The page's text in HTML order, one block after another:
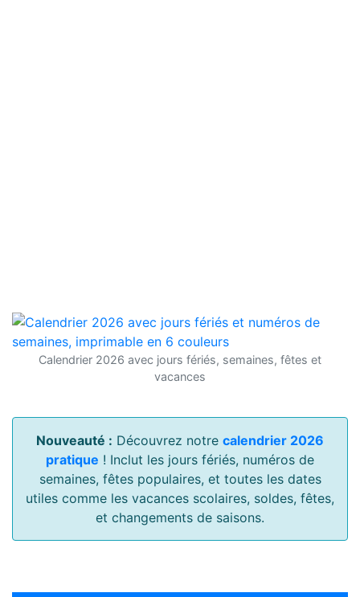
Calendrier 2026 avec jours fériés, semaines, fêtes et
vacances
Nouveauté : Découvrez notre calendrier 2026
pratique ! Inclut les jours fériés, numéros de
semaines, fêtes populaires, et toutes les dates
utiles comme les vacances scolaires, soldes, fêtes,
et changements de saisons.